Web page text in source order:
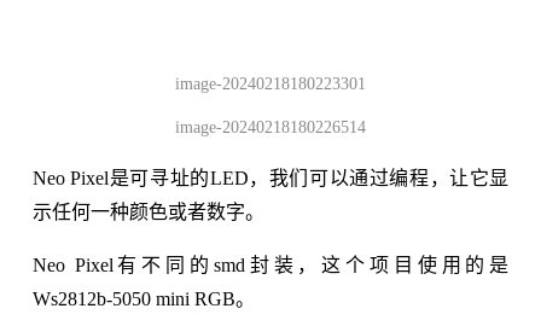
image-20240218180223301
image-20240218180226514
Neo Pixel是可寻址的LED，我们可以通过编程，让它显
示任何一种颜色或者数字。
Neo Pixel有不同的smd封装，这个项目使用的是
Ws2812b-5050 mini RGB。